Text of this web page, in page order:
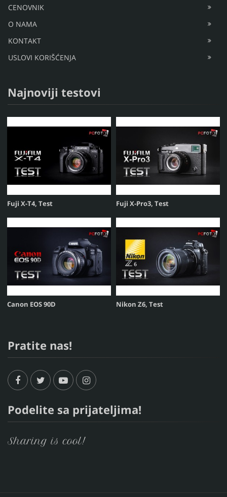
CENOVNIK
O NAMA
KONTAKT
USLOVI KORIŠĆENJA
Najnoviji testovi
Fuji X-T4, Test Fuji X-Pro3, Test
Canon EOS 90D Nikon Z6, Test
Pratite nas!
Podelite sa prijateljima!
Sharing is cool!